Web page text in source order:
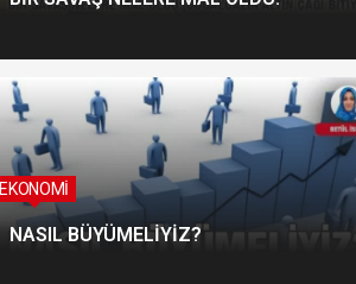
NASIL BÜYÜMELİYİZ?
EKONOMİ